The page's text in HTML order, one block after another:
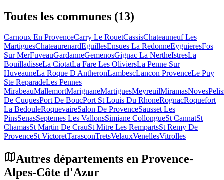
Toutes les communes (13)
Carnoux En ProvenceCarry Le RouetCassisChateauneuf Les
MartiguesChateaurenardEguillesEnsues La RedonneEyguieresFos
Sur MerFuveauGardanneGemenosGignac La NertheIstresLa
BouilladisseLa CiotatLa Fare Les OliviersLa Penne Sur
HuveauneLa Roque D AntheronLambescLancon ProvenceLe Puy
Ste ReparadeLes Pennes
MirabeauMallemortMarignaneMartiguesMeyreuilMiramasNoves
De CuquesPort De BoucPort St Louis Du RhoneRognacRoquefort
La BedouleRoquevaireSalon De ProvenceSausset Les
PinsSenasSeptemes Les VallonsSimiane CollongueSt CannatSt
ChamasSt Martin De CrauSt Mitre Les RempartsSt Remy De
ProvenceSt VictoretTarasconTretsVelauxVenellesVitrolles
Autres départements en Provence-
Alpes-Côte d'Azur